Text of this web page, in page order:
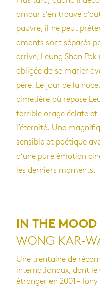
amour s’en trouve
pauvre, il ne peut
amants sont séparés
arrive, Leung Shan
obligée de se marier
père. Le jour de la
cimetière où repose
terrible orage éclate et
l’éternité. Une
sensible et poétique
d’une pure émotion
les derniers moments.
IN THE
WONG KAR-
Une trentaine de
internationaux, dont
étranger en 2001 –